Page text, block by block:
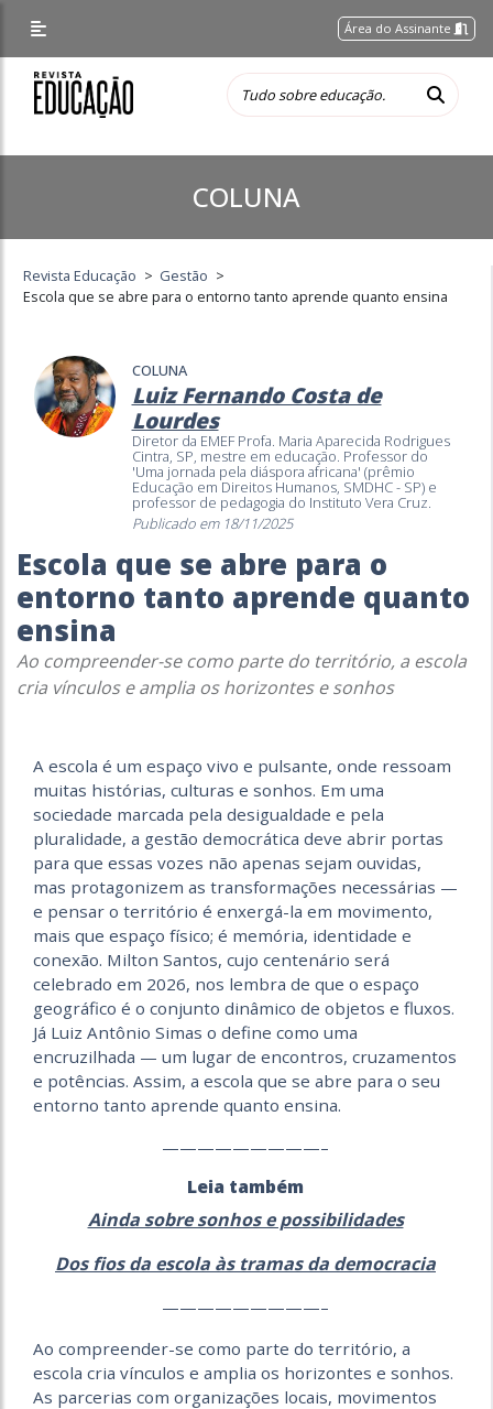
Área do Assinante
COLUNA
Revista Educação > Gestão >
Escola que se abre para o entorno tanto aprende quanto ensina
COLUNA
Luiz Fernando Costa de
Lourdes
Diretor da EMEF Profa. Maria Aparecida Rodrigues
Cintra, SP, mestre em educação. Professor do
'Uma jornada pela diáspora africana' (prêmio
Educação em Direitos Humanos, SMDHC - SP) e
professor de pedagogia do Instituto Vera Cruz.
Publicado em 18/11/2025
Escola que se abre para o
entorno tanto aprende quanto
ensina
Ao compreender-se como parte do território, a escola
cria vínculos e amplia os horizontes e sonhos
A escola é um espaço vivo e pulsante, onde ressoam
muitas histórias, culturas e sonhos. Em uma
sociedade marcada pela desigualdade e pela
pluralidade, a gestão democrática deve abrir portas
para que essas vozes não apenas sejam ouvidas,
mas protagonizem as transformações necessárias —
e pensar o território é enxergá-la em movimento,
mais que espaço físico; é memória, identidade e
conexão. Milton Santos, cujo centenário será
celebrado em 2026, nos lembra de que o espaço
geográfico é o conjunto dinâmico de objetos e fluxos.
Já Luiz Antônio Simas o define como uma
encruzilhada — um lugar de encontros, cruzamentos
e potências. Assim, a escola que se abre para o seu
entorno tanto aprende quanto ensina.
—————————–
Leia também
Ainda sobre sonhos e possibilidades
Dos fios da escola às tramas da democracia
—————————–
Ao compreender-se como parte do território, a
escola cria vínculos e amplia os horizontes e sonhos.
As parcerias com organizações locais, movimentos